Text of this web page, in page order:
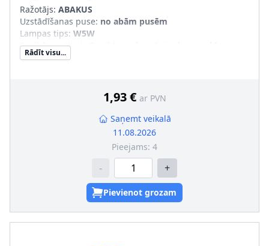
Ražotājs: ABAKUS
Uzstādīšanas puse: no abām pusēm
Lampas tips: W5W
Papildus artikuls/Papildus informācija
turētāja, bez kvēlspuldzes
Rādīt visu...
1,93 € ar PVN
Saņemt veikalā
11.08.2026
Pieejams: 4
- +
Pievienot grozam